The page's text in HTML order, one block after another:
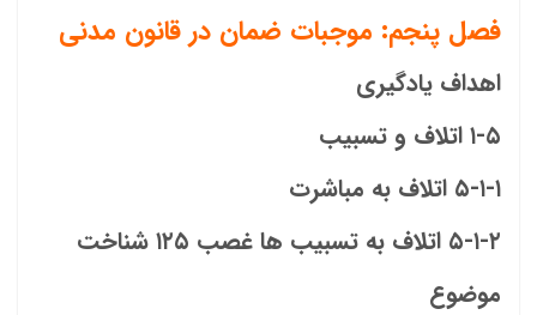
فصل پنجم: موجبات ضمان در قانون مدنی
اهداف یادگیری
۱-۵ اتلاف و تسبیب
۵-۱-۱ اتلاف به مباشرت
۵-۱-۲ اتلاف به تسبیب ها غصب ۱۲۵ شناخت
موضوع